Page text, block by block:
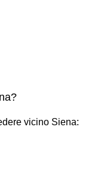
vicino Siena: